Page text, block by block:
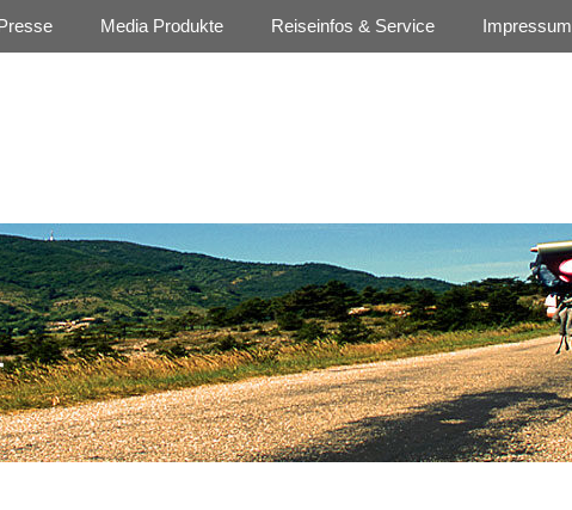
Media Produkte Reiseinfos & Service Impressum